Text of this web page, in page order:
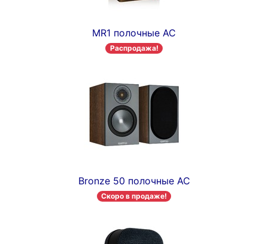
MR1 полочные АС
Распродажа!
Bronze 50 полочные АС
Скоро в продаже!